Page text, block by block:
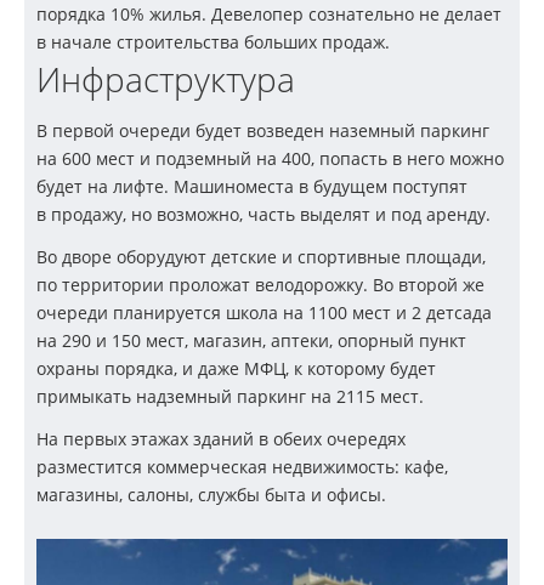
порядка 10% жилья. Девелопер сознательно не делает
в начале строительства больших продаж.
Инфраструктура
В первой очереди будет возведен наземный паркинг
на 600 мест и подземный на 400, попасть в него можно
будет на лифте. Машиноместа в будущем поступят
в продажу, но возможно, часть выделят и под аренду.
Во дворе оборудуют детские и спортивные площади,
по территории проложат велодорожку. Во второй же
очереди планируется школа на 1100 мест и 2 детсада
на 290 и 150 мест, магазин, аптеки, опорный пункт
охраны порядка, и даже МФЦ, к которому будет
примыкать надземный паркинг на 2115 мест.
На первых этажах зданий в обеих очередях
разместится коммерческая недвижимость: кафе,
магазины, салоны, службы быта и офисы.